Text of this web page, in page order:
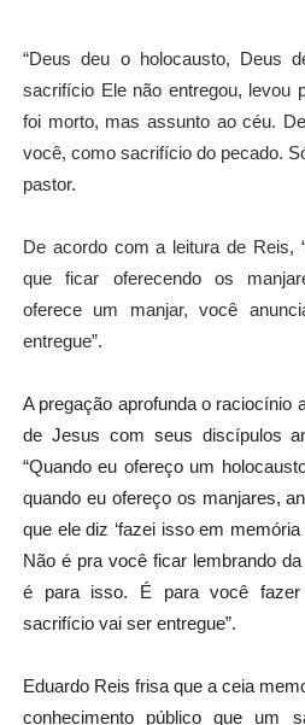
“Deus deu o holocausto, Deus
sacrifício Ele não entregou, levou
foi morto, mas assunto ao céu.
você, como sacrifício do pecado.
pastor.
De acordo com a leitura de Reis,
que ficar oferecendo os
oferece um manjar, você
entregue”.
A pregação aprofunda o raciocínio
de Jesus com seus discípulos
“Quando eu ofereço um
quando eu ofereço os manjares,
que ele diz ‘fazei isso em
Não é pra você ficar lembrando
é para isso. É para você fazer
sacrifício vai ser entregue”.
Eduardo Reis frisa que a ceia
conhecimento público que um